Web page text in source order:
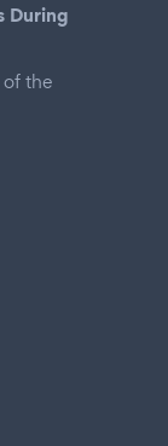
During
the